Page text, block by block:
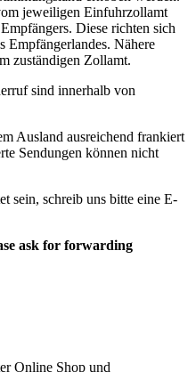
jeweiligen Einfuhrzollamt
Diese richten sich
Empfängerlandes. Nähere
zuständigen Zollamt.
sind innerhalb von
Ausland ausreichend frankiert
Sendungen können nicht
sein, schreib uns bitte eine E-
ask for forwarding
Online Shop und